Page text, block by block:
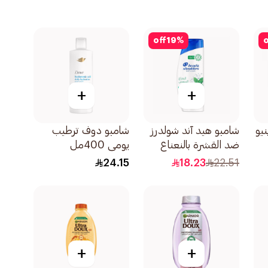
19%
off
+
شامبو هيد آند شولدرز
ضد القشرة بالنعناع
المنعش يتحكم في
22.51
18.23
+
شامبو دوف ترطيب
يومي 400مل
24.15
+
+